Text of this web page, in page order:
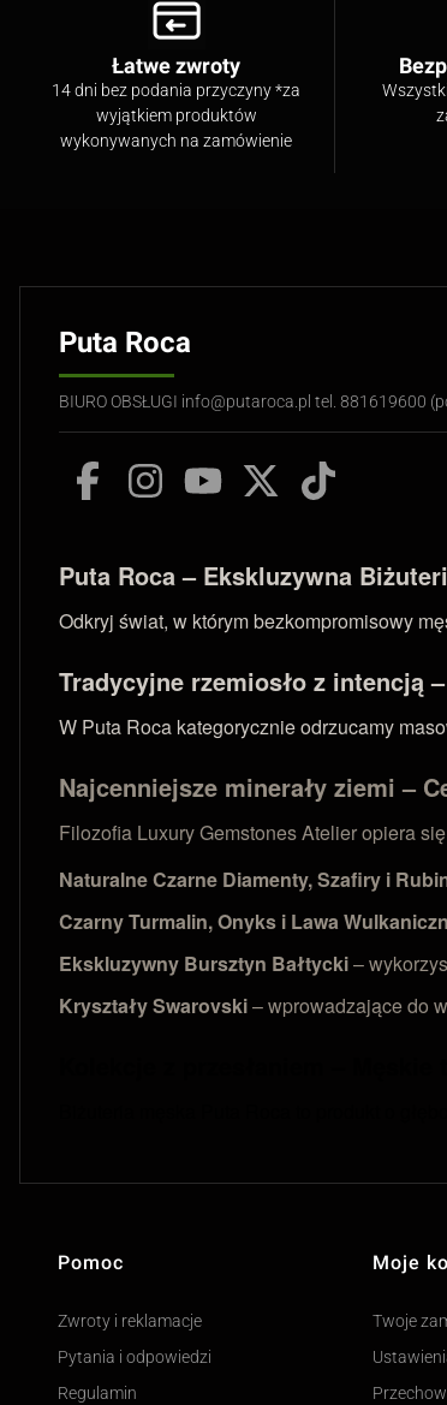
Łatwe zwroty
14 dni bez podania przyczyny *za
wyjątkiem produktów
wykonywanych na zamówienie
Puta Roca
BIURO OBSŁUGI info@putaroca.pl tel. 881619600
Puta Roca – Ekskluzywna
Odkryj świat, w którym bezkompromisowy
Tradycyjne rzemiosło z intencją
W Puta Roca kategorycznie odrzucamy
Najcenniejsze minerały ziemi –
Filozofia Luxury Gemstones Atelier opiera
Naturalne Czarne Diamenty, Szafiry i
Czarny Turmalin, Onyks i Lawa
Ekskluzywny Bursztyn Bałtycki–
Kryształy Swarovski– wprowadzające do
Linki w stopce
Pomoc
Zwroty i reklamacje
Pytania i odpowiedzi
Regulamin
Moje
Twoje